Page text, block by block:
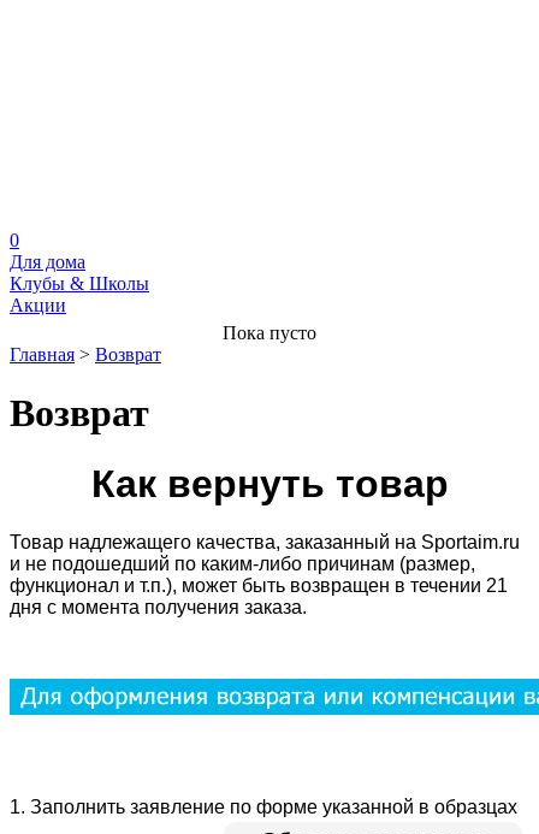
0
Для дома
Клубы & Школы
Акции
Пока пусто
Главная > Возврат
Возврат
Как вернуть товар
Товар надлежащего качества, заказанный на Sportaim.ru
и не подошедший по каким-либо причинам (размер,
функционал и т.п.), может быть возвращен в течении 21
дня с момента получения заказа.
1. Заполнить заявление по форме указанной в образцах